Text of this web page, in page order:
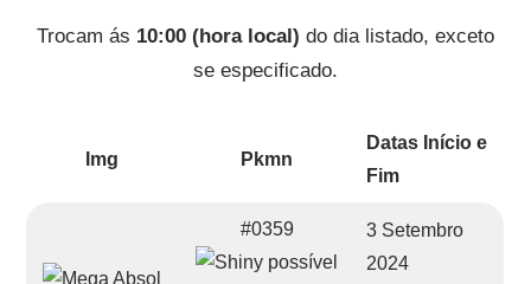
Trocam ás 10:00 (hora local) do dia listado, exceto
se especificado.
Img Pkmn
Datas Início e
Fim
#0359
3 Setembro
2024